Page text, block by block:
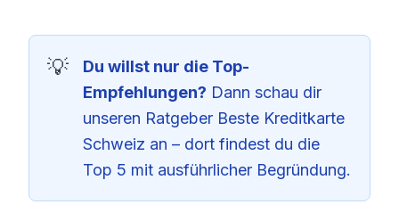
Du willst nur die Top-
Empfehlungen? Dann schau dir
unseren Ratgeber Beste Kreditkarte
Schweiz an – dort findest du die
Top 5 mit ausführlicher Begründung.